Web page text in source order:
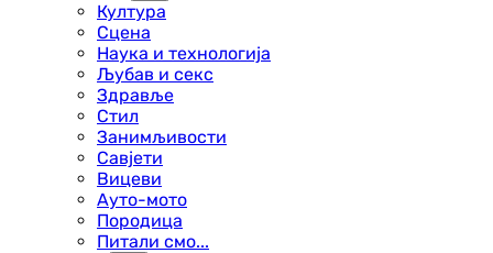
Култура
Сцена
Наука и технологија
Љубав и секс
Здравље
Стил
Занимљивости
Савјети
Вицеви
Ауто-мото
Породица
Питали смо...